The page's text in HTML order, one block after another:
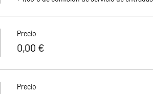
Precio
0,00 €
Precio